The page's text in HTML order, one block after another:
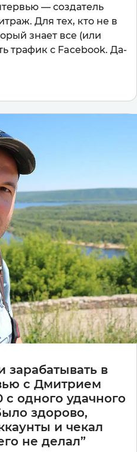
— создатель
Для тех, кто не в
знает все (или
трафик с Facebook. Да-
зарабатывать в
с Дмитрием
одного удачного
здорово,
и чекал
не делал”